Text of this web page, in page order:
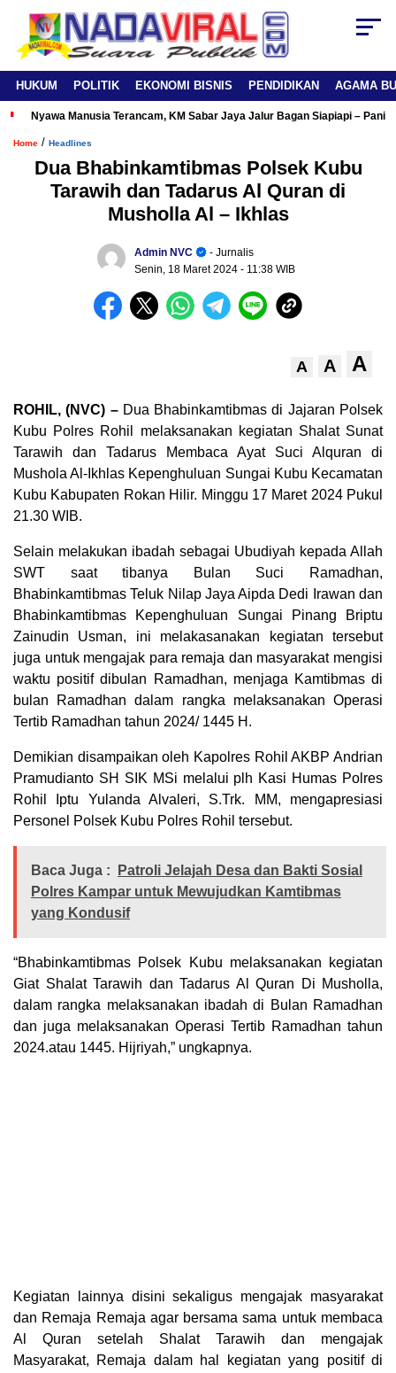
HUKUM POLITIK EKONOMI BISNIS PENDIDIKAN AGAMA
Nyawa Manusia Terancam, KM Sabar Jaya Jalur Bagan Siapiapi –
Home / Headlines
Dua Bhabinkamtibmas Polsek Kubu
Tarawih dan Tadarus Al Quran di
Musholla Al – Ikhlas
Admin NVC
- Jurnalis
Senin, 18 Maret 2024 - 11:38 WIB
A A A
ROHIL, (NVC) –Dua Bhabinkamtibmas di Jajaran Polsek
Kubu Polres Rohil melaksanakan kegiatan Shalat Sunat
Tarawih dan Tadarus Membaca Ayat Suci Alquran di
Mushola Al-Ikhlas Kepenghuluan Sungai Kubu Kecamatan
Kubu Kabupaten Rokan Hilir. Minggu 17 Maret 2024 Pukul
21.30 WIB.
Selain melakukan ibadah sebagai Ubudiyah kepada Allah
SWT saat tibanya Bulan Suci Ramadhan,
Bhabinkamtibmas Teluk Nilap Jaya Aipda Dedi Irawan dan
Bhabinkamtibmas Kepenghuluan Sungai Pinang Briptu
Zainudin Usman, ini melakasanakan kegiatan tersebut
juga untuk mengajak para remaja dan masyarakat mengisi
waktu positif dibulan Ramadhan, menjaga Kamtibmas di
bulan Ramadhan dalam rangka melaksanakan Operasi
Tertib Ramadhan tahun 2024/ 1445 H.
Demikian disampaikan oleh Kapolres Rohil AKBP Andrian
Pramudianto SH SIK MSi melalui plh Kasi Humas Polres
Rohil Iptu Yulanda Alvaleri, S.Trk. MM, mengapresiasi
Personel Polsek Kubu Polres Rohil tersebut.
Baca Juga :
Patroli Jelajah Desa dan Bakti Sosial
Polres Kampar untuk Mewujudkan Kamtibmas
yang Kondusif
“Bhabinkamtibmas Polsek Kubu melaksanakan kegiatan
Giat Shalat Tarawih dan Tadarus Al Quran Di Musholla,
dalam rangka melaksanakan ibadah di Bulan Ramadhan
dan juga melaksanakan Operasi Tertib Ramadhan tahun
2024.atau 1445. Hijriyah,” ungkapnya.
Kegiatan lainnya disini sekaligus mengajak masyarakat
dan Remaja Remaja agar bersama sama untuk membaca
Al Quran setelah Shalat Tarawih dan mengajak
Masyarakat, Remaja dalam hal kegiatan yang positif di